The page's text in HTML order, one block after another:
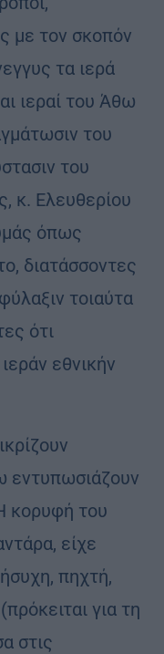
με τον σκοπόν
τα ιερά
ιεραί του Άθω
του
του
κ. Ελευθερίου
όπως
διατάσσοντες
τοιαύτα
ότι
εθνικήν
εντυπωσιάζουν
κορυφή του
είχε
πηχτή,
για τη
στις